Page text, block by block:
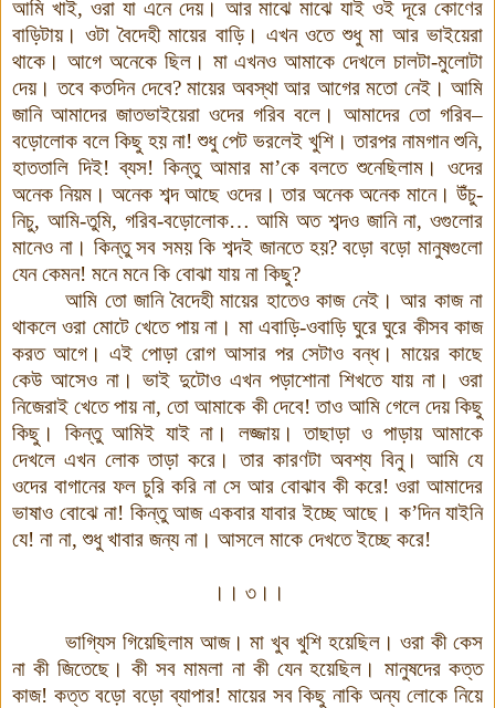
আমি খাই, ওরা যা এনে দেয়। আর মাঝে মাঝে যাই ওই দূরে কোণের
বাড়িটায়। ওটা বৈদেহী মায়ের বাড়ি। এখন ওতে শুধু মা আর ভাইয়েরা
থাকে । আগে অনেকে ছিল। মা এখনও আমাকে দেখলে চালটা-মুলোটা
দেয়। তবে কতদিন দেবে? মায়ের অবস্থা আর আগের মতো নেই। আমি
জানি আমাদের জাতভাইয়েরা ওদের গরিব বলে । আমাদের তো গরিব–
বড়োলোক বলে কিছু হয় না!শুধু পেট ভরলেই খুশি । তারপর নামগান শুনি,
হাততালি দিই!ব্যস! কিন্তু আমার মা’কে বলতে শুনেছিলাম ।
ওদের
অনেক নিয়ম। অনেক শব্দ আছে ওদের। তার অনেক অনেক মানে। উঁচু-
নিচু, আমি-তুমি, গরিব-বড়োলোক…আমি অত শব্দও জানি না, ওগুলোর
মানেও না। কিন্তু সব সময় কি শব্দই জানতে হয়?বড়ো বড়ো মানুষগুলো
যেন কেমন! মনে মনে কি বোঝা যায় না কিছু?
আমি তো জানি বৈদেহী মায়ের হাতেও কাজ নেই। আর কাজ না
থাকলে ওরা মোটে খেতে পায় না । মা এবাড়ি-ওবাড়ি ঘুরে ঘুরে কীসব কাজ
করত আগে। এই পোড়া রোগ আসার পর সেটাও বন্ধ। মায়ের কাছে
কেউ আসেও না । ভাই দুটোও এখন পড়াশোনা শিখতে যায় না । ওরা
নিজেরাই খেতে পায় না,তো আমাকে কী দেবে!তাও আমি গেলে দেয় কিছু
কিছু । কিন্তু আমিই যাই না । লজ্জায়। তাছাড়া ও পাড়ায় আমাকে
দেখলে এখন লোক তাড়া করে । তার কারণটা অবশ্য বিনু। আমি যে
ওদের বাগানের ফল চুরি করি না সে আর বোঝাব কী করে! ওরা আমাদের
ভাষাও বোঝে না! কিন্তু আজ একবার যাবার ইচ্ছে আছে । ক’দিন যাইনি
যে! না না,শুধু খাবার জন্য না । আসলে মাকে দেখতে ইচ্ছে করে!
।। ৩।।
ভাগ্যিস গিয়েছিলাম আজ। মা খুব খুশি হয়েছিল। ওরা কী কেস
না কী জিতেছে। কী সব মামলা না কী যেন হয়েছিল । মানুষদের কত্ত
কাজ! কত্ত বড়ো বড়ো ব্যাপার! মায়ের সব কিছু নাকি অন্য লোকে নিয়ে